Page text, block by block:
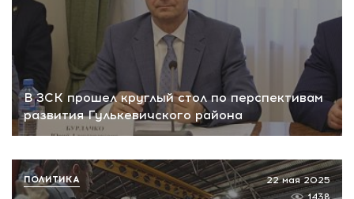
В ЗСК прошел круглый стол по перспективам
развития Гулькевичского района
22 мая 2025
ПОЛИТИКА